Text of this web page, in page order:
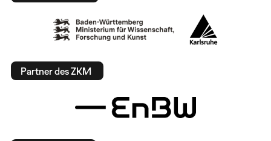
Partner des ZKM